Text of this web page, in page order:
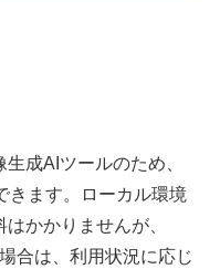
成AIツールのため、
きます。ローカル環境
かかりませんが、
合は、利用状況に応じ